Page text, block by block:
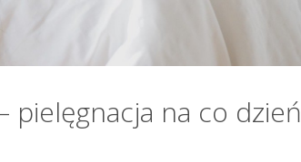
pielęgnacja na co dzień